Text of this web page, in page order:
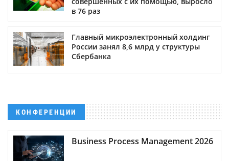
в 76 раз
Главный микроэлектронный холдинг
России занял 8,6 млрд у структуры
Сбербанка
КОНФЕРЕНЦИИ
Business Process Management 2026